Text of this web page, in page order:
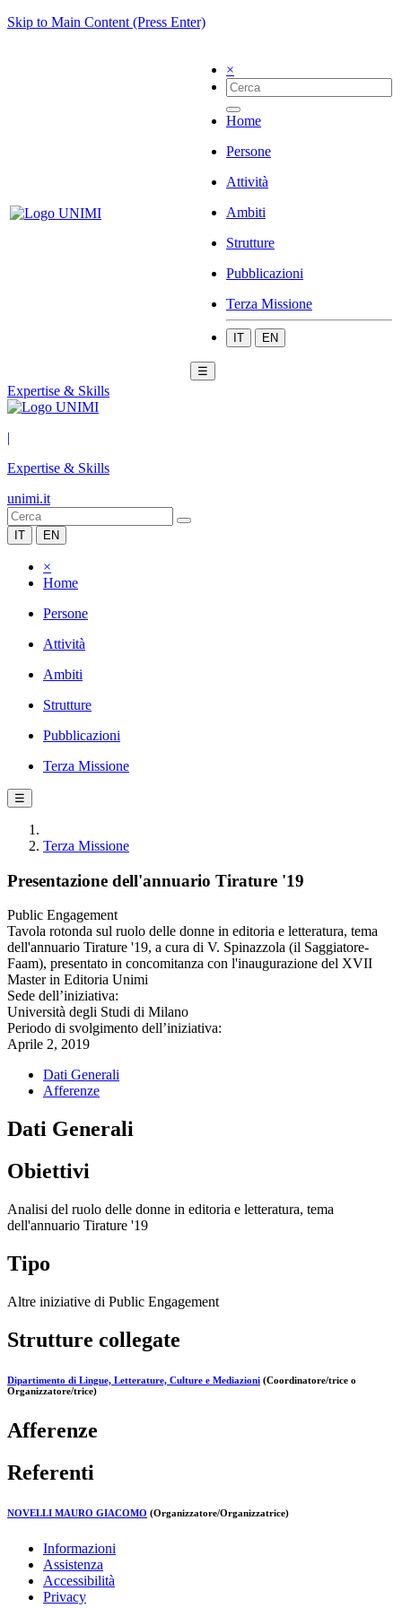
Skip to Main Content (Press Enter)
×
Home
Persone
Attività
Ambiti
Strutture
Pubblicazioni
Terza Missione
IT EN
☰
Expertise & Skills
|
Expertise & Skills
unimi.it
IT EN
×
Home
Persone
Attività
Ambiti
Strutture
Pubblicazioni
Terza Missione
☰
Terza Missione
Presentazione dell'annuario Tirature '19
Public Engagement
Tavola rotonda sul ruolo delle donne in editoria e letteratura, tema
dell'annuario Tirature '19, a cura di V. Spinazzola (il Saggiatore-
Faam), presentato in concomitanza con l'inaugurazione del XVII
Master in Editoria Unimi
Sede dell’iniziativa:
Università degli Studi di Milano
Periodo di svolgimento dell’iniziativa:
Aprile 2, 2019
Dati Generali
Afferenze
Dati Generali
Obiettivi
Analisi del ruolo delle donne in editoria e letteratura, tema
dell'annuario Tirature '19
Tipo
Altre iniziative di Public Engagement
Strutture collegate
Dipartimento di Lingue, Letterature, Culture e Mediazioni (Coordinatore/trice o
Organizzatore/trice)
Afferenze
Referenti
NOVELLI MAURO GIACOMO (Organizzatore/Organizzatrice)
Informazioni
Assistenza
Accessibilità
Privacy